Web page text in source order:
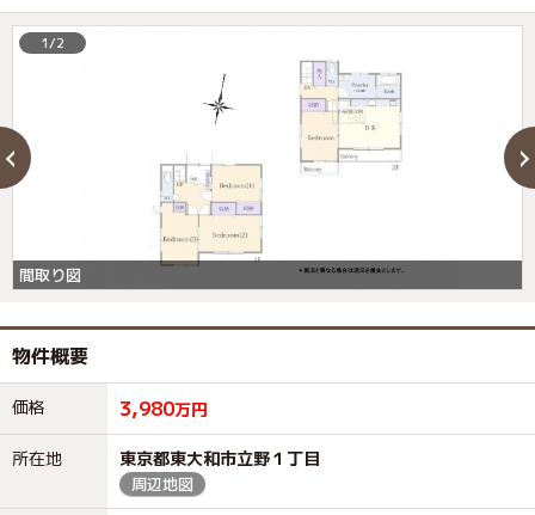
間取り図
1/2
物件概要
価格 3,980万円
所在地 東京都東大和市立野１丁目
周辺地図